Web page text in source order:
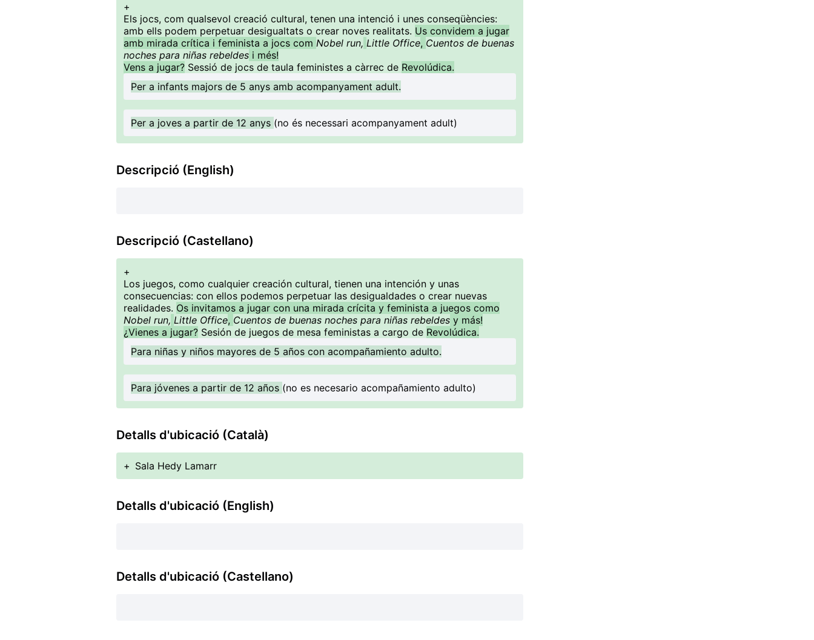
+
Els jocs, com qualsevol creació cultural, tenen una intenció i unes conseqüències:
amb ells podem perpetuar desigualtats o crear noves realitats. Us convidem a jugar
amb mirada crítica i feminista a jocs com Nobel run, Little Office, Cuentos de buenas
noches para niñas rebeldes i més!
Vens a jugar? Sessió de jocs de taula feministes a càrrec de Revolúdica.
Per a infants majors de 5 anys amb acompanyament adult.
Per a joves a partir de 12 anys (no és necessari acompanyament adult)
Descripció (English)
Descripció (Castellano)
+
Los juegos, como cualquier creación cultural, tienen una intención y unas
consecuencias: con ellos podemos perpetuar las desigualdades o crear nuevas
realidades. Os invitamos a jugar con una mirada crícita y feminista a juegos como
Nobel run, Little Office, Cuentos de buenas noches para niñas rebeldes y más!
¿Vienes a jugar? Sesión de juegos de mesa feministas a cargo de Revolúdica.
Para niñas y niños mayores de 5 años con acompañamiento adulto.
Para jóvenes a partir de 12 años (no es necesario acompañamiento adulto)
Detalls d'ubicació (Català)
+ Sala Hedy Lamarr
Detalls d'ubicació (English)
Detalls d'ubicació (Castellano)